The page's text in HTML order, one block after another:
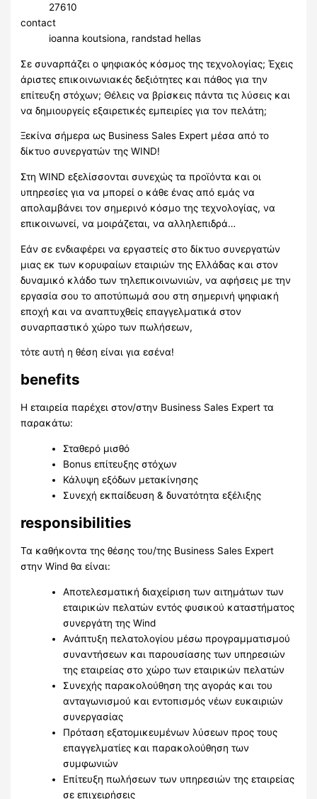
27610
contact
ioanna koutsiona, randstad hellas
Σε συναρπάζει ο ψηφιακός κόσμος της τεχνολογίας; Έχεις
άριστες επικοινωνιακές δεξιότητες και πάθος για την
επίτευξη στόχων; Θέλεις να βρίσκεις πάντα τις λύσεις και
να δημιουργείς εξαιρετικές εμπειρίες για τον πελάτη;
Ξεκίνα σήμερα ως Business Sales Expert μέσα από το
δίκτυο συνεργατών της WIND!
Στη WIND εξελίσσονται συνεχώς τα προϊόντα και οι
υπηρεσίες για να μπορεί ο κάθε ένας από εμάς να
απολαμβάνει τον σημερινό κόσμο της τεχνολογίας, να
επικοινωνεί, να μοιράζεται, να αλληλεπιδρά…
Εάν σε ενδιαφέρει να εργαστείς στο δίκτυο συνεργατών
μιας εκ των κορυφαίων εταιριών της Ελλάδας και στον
δυναμικό κλάδο των τηλεπικοινωνιών, να αφήσεις με την
εργασία σου το αποτύπωμά σου στη σημερινή ψηφιακή
εποχή και να αναπτυχθείς επαγγελματικά στον
συναρπαστικό χώρο των πωλήσεων,
τότε αυτή η θέση είναι για εσένα!
benefits
Η εταιρεία παρέχει στον/στην Business Sales Expert τα
παρακάτω:
Σταθερό μισθό
Bonus επίτευξης στόχων
Κάλυψη εξόδων μετακίνησης
Συνεχή εκπαίδευση & δυνατότητα εξέλιξης
responsibilities
Τα καθήκοντα της θέσης του/της Business Sales Expert
στην Wind θα είναι:
Αποτελεσματική διαχείριση των αιτημάτων των
εταιρικών πελατών εντός φυσικού καταστήματος
συνεργάτη της Wind
Ανάπτυξη πελατολογίου μέσω προγραμματισμού
συναντήσεων και παρουσίασης των υπηρεσιών
της εταιρείας στο χώρο των εταιρικών πελατών
Συνεχής παρακολούθηση της αγοράς και του
ανταγωνισμού και εντοπισμός νέων ευκαιριών
συνεργασίας
Πρόταση εξατομικευμένων λύσεων προς τους
επαγγελματίες και παρακολούθηση των
συμφωνιών
Επίτευξη πωλήσεων των υπηρεσιών της εταιρείας
σε επιχειρήσεις